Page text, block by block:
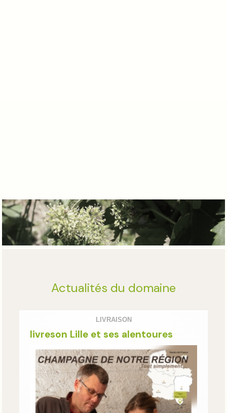
Actualités du domaine
LIVRAISON
livreson Lille et ses alentoures